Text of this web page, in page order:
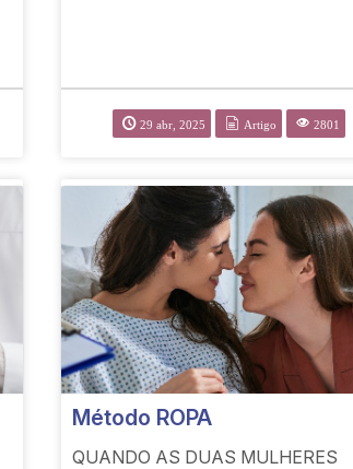
29 abr, 2025 Artigo 2801
Método ROPA
QUANDO AS DUAS MULHERES